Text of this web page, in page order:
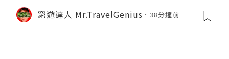
窮遊達人 Mr.TravelGenius 38分鐘前